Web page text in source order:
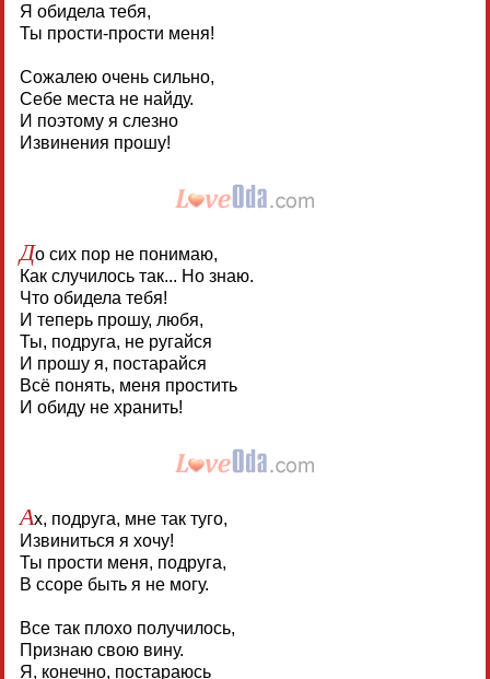
Я обидела тебя,
Ты прости-прости меня!
Сожалею очень сильно,
Себе места не найду.
И поэтому я слезно
Извинения прошу!
До сих пор не понимаю,
Как случилось так... Но знаю.
Что обидела тебя!
И теперь прошу, любя,
Ты, подруга, не ругайся
И прошу я, постарайся
Всё понять, меня простить
И обиду не хранить!
Ах, подруга, мне так туго,
Извиниться я хочу!
Ты прости меня, подруга,
В ссоре быть я не могу.
Все так плохо получилось,
Признаю свою вину.
Я, конечно, постараюсь